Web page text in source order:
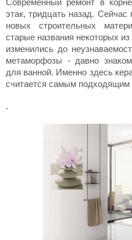
Современный ремонт в
этак, тридцать назад.
новых строительных
старые названия некоторых
изменились до
метаморфозы - давно
для ванной. Именно здесь
считается самым подходящим
.